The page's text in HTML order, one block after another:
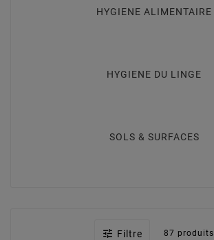
HYGIENE ALIMENTAIRE
HYGIENE DU LINGE
SOLS & SURFACES
 Filtre 87 produits